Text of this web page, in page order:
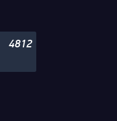
4812